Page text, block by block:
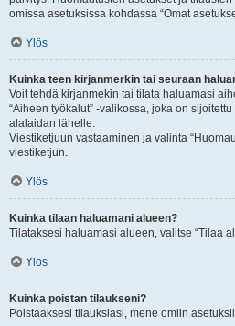
omissa asetuksissa kohdassa “Omat
Ylös
Kuinka teen kirjanmerkin tai seuraan
Voit tehdä kirjanmekin tai tilata haluamasi
“Aiheen työkalut” -valikossa, joka on
alalaidan lähelle.
Viestiketjuun vastaaminen ja valinta
viestiketjun.
Ylös
Kuinka tilaan haluamani alueen?
Tilataksesi haluamasi alueen, valitse “Tilaa
Ylös
Kuinka poistan tilaukseni?
Poistaaksesi tilauksiasi, mene omiin